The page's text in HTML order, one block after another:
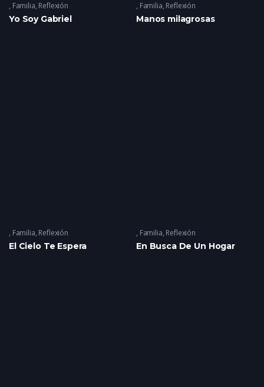
Familia, Reflexión
Yo Soy Gabriel
Familia, Reflexión
Manos milagrosas
Familia, Reflexión
El Cielo Te Espera
Familia, Reflexión
En Busca De Un Hogar